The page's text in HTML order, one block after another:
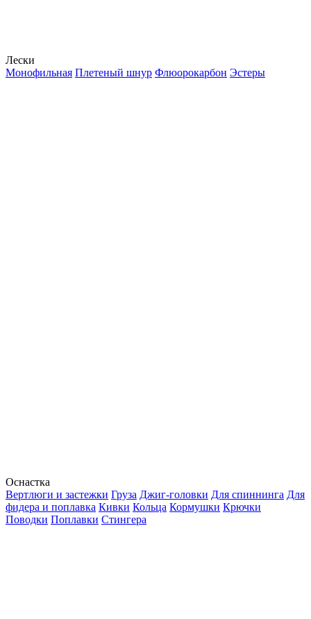
Лески
Монофильная Плетеный шнур Флюорокарбон Эстеры
Оснастка
Вертлюги и застежки Груза Джиг-головки Для спиннинга Для
фидера и поплавка Кивки Кольца Кормушки Крючки
Поводки Поплавки Стингера